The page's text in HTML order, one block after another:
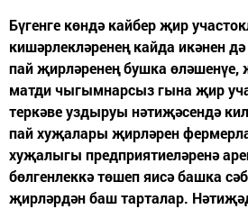
Бүгенге көндә кайбер җир
кишәрлекләренең кайда икәнен
пай җирләренең бушка
матди чыгымнарсыз гына җир
теркәве уздыруы нәтиҗәсендә
пай хуҗалары җирләрен
хуҗалыгы предприятиеләренә
бөлгенлеккә төшеп яисә башка
җирләрдән баш тарталар.